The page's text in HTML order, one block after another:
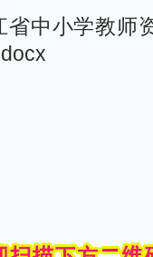
省中小学教师